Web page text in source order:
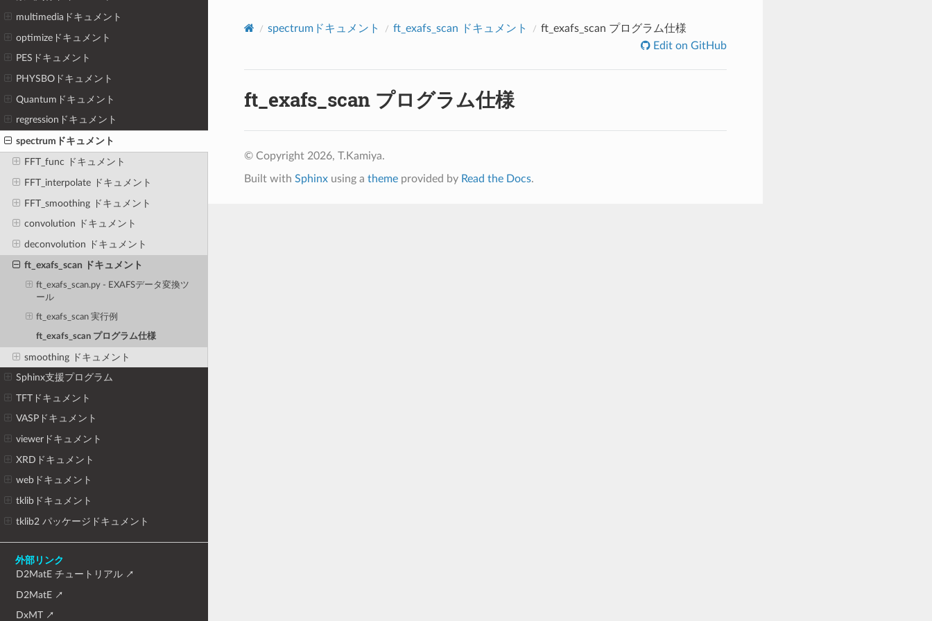
multimediaドキュメント
optimizeドキュメント
PESドキュメント
PHYSBOドキュメント
Quantumドキュメント
regressionドキュメント
spectrumドキュメント
FFT_func ドキュメント
FFT_interpolate ドキュメント
FFT_smoothing ドキュメント
convolution ドキュメント
deconvolution ドキュメント
ft_exafs_scan ドキュメント
ft_exafs_scan.py - EXAFSデータ変換ツ
ール
ft_exafs_scan 実行例
ft_exafs_scan プログラム仕様
smoothing ドキュメント
Sphinx支援プログラム
TFTドキュメント
VASPドキュメント
viewerドキュメント
XRDドキュメント
webドキュメント
tklibドキュメント
tklib2 パッケージドキュメント
外部リンク
D2MatE チュートリアル
D2MatE
DxMT
spectrumドキュメント ft_exafs_scan ドキュメント
ft_exafs_scan プログラム仕様
Edit on GitHub
ft_exafs_scan プログラム仕様
© Copyright 2026, T.Kamiya.
Built with Sphinxusing a themeprovided by Read the Docs.